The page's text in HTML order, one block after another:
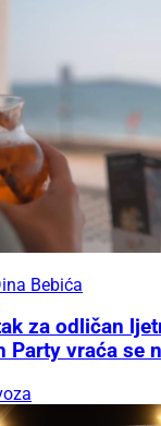
Bebića
za odličan
Party vraća se